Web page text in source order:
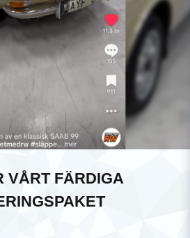
VÅRT FÄRDIGA